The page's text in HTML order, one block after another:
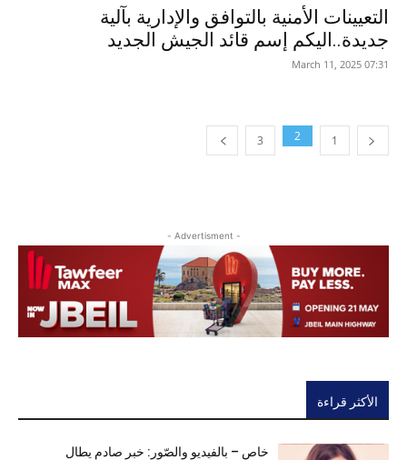
التعيينات الأمنية بالتوافق والإدارية بآلية
جديدة..اليكم إسم قائد الجيش الجديد
07:31 2025 ,March 11
1
2
3
- Advertisment -
الأكثر قراءة
خاص – بالفيديو والصّور: خبر صادم يطال